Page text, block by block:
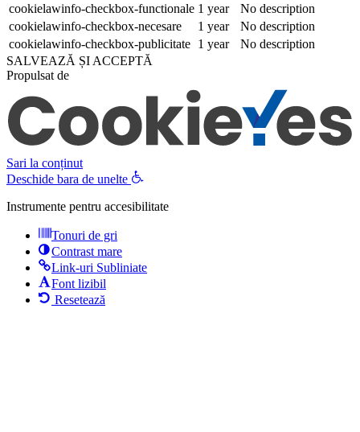
cookielawinfo-checkbox-functionale 1 year
No description
cookielawinfo-checkbox-necesare
1 year
No description
cookielawinfo-checkbox-publicitate 1 year
No description
SALVEAZĂ ȘI ACCEPTĂ
Propulsat de
Sari la conținut
Deschide bara de unelte
Instrumente pentru accesibilitate
Tonuri de gri
Contrast mare
Link-uri Subliniate
Font lizibil
Resetează